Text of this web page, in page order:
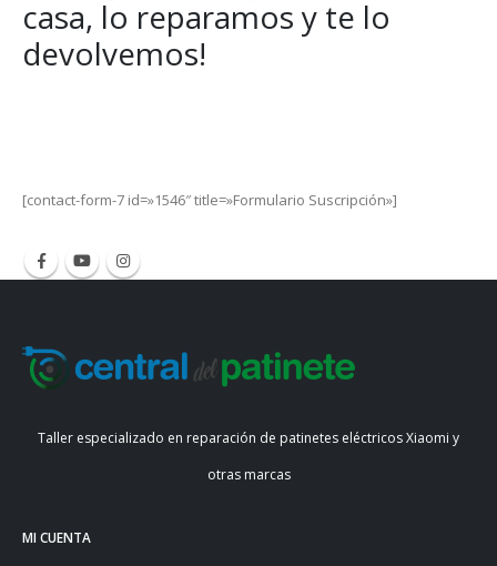
casa, lo reparamos y te lo
devolvemos!
[contact-form-7 id=»1546″ title=»Formulario Suscripción»]
Taller especializado en reparación de patinetes eléctricos Xiaomi y
otras marcas
MI CUENTA